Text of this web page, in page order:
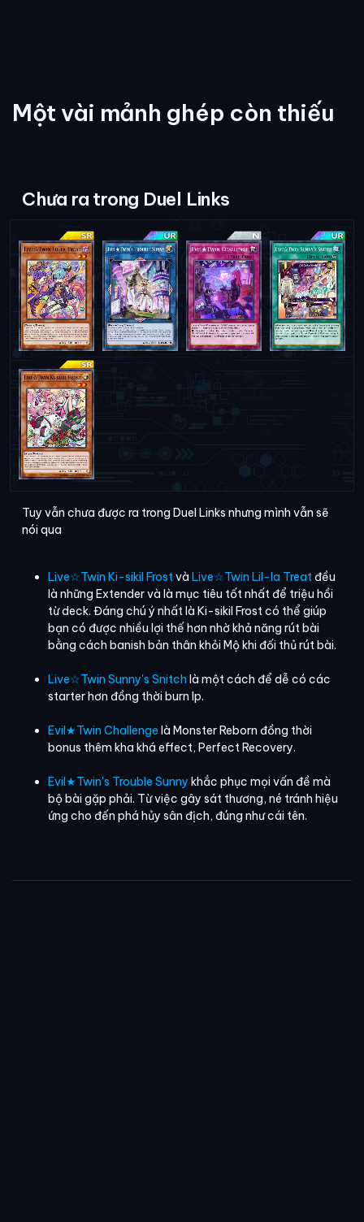
Một vài mảnh ghép còn thiếu
Chưa ra trong Duel Links
Tuy vẫn chưa được ra trong Duel Links nhưng mình vẫn sẽ
nói qua
Live☆Twin Ki-sikil Frostvà Live☆Twin Lil-la Treatđều
là những Extender và là mục tiêu tốt nhất để triệu hồi
từ deck. Đáng chú ý nhất là Ki-sikil Frost có thể giúp
bạn có được nhiều lợi thế hơn nhờ khả năng rút bài
bằng cách banish bản thân khỏi Mộ khi đối thủ rút bài.
Live☆Twin Sunny's Snitch là một cách để dễ có các
starter hơn đồng thời burn lp.
Evil★Twin Challenge là Monster Reborn đồng thời
bonus thêm kha khá effect, Perfect Recovery.
Evil★Twin's Trouble Sunny khắc phục mọi vấn đề mà
bộ bài gặp phải. Từ việc gây sát thương, né tránh hiệu
ứng cho đến phá hủy sân địch, đúng như cái tên.